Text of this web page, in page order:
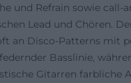
und Refrain sowie call-
Lead und Chören.
an Disco-Patterns mit
Basslinie,
Gitarren farbliche